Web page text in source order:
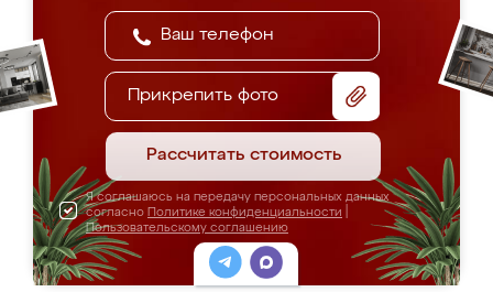
Прикрепить фото
Рассчитать стоимость
Я соглашаюсь на передачу персональных данных
согласно Политике конфиденциальности
Пользовательскому соглашению